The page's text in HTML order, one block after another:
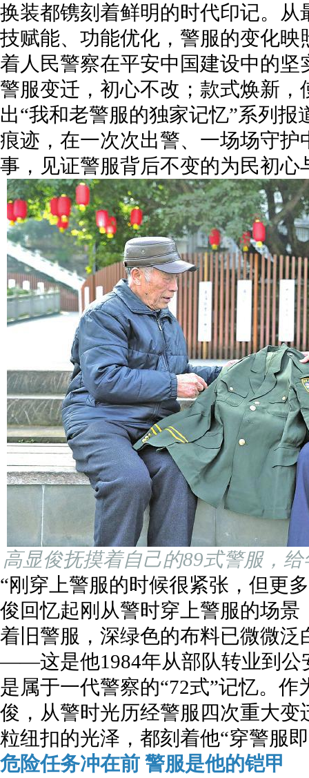
换装都镌刻着鲜明的时代印记。
技赋能、功能优化，警服的变化
着人民警察在平安中国建设中的坚
警服变迁，初心不改；款式焕新
出“我和老警服的独家记忆”系列
痕迹，在一次次出警、一场场守
事，见证警服背后不变的为民初心
高显俊抚摸着自己的89式警服，
“刚穿上警服的时候很紧张，但更
俊回忆起刚从警时穿上警服的场
着旧警服，深绿色的布料已微微
——这是他1984年从部队转业到公
是属于一代警察的“72式”记忆。
俊，从警时光历经警服四次重大
粒纽扣的光泽，都刻着他“穿警服
危险任务冲在前 警服是他的铠甲